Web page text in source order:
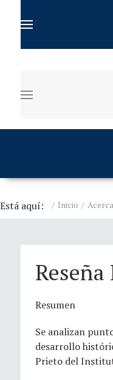
Está aquí: Inicio
Resumen
Se analizan
desarrollo
Prieto del